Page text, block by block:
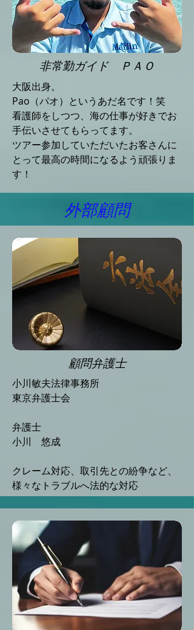
​非常勤ガイド ＰＡＯ
大阪出身。
Pao（パオ）というあだ名です！笑
看護師をしつつ、海の仕事が好きでお
手伝いさせてもらってます。
ツアー参加していただいたお客さんに
とって最高の時間になるよう頑張りま
す！
外部顧問
顧問弁護士
小川敏夫法律事務所
​東京弁護士会
弁護士
​小川 悠成
クレーム対応、取引先との紛争など、
様々なトラブルへ法的な対応